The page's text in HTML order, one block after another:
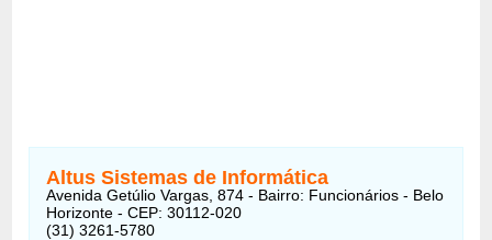
Altus Sistemas de Informática
Avenida Getúlio Vargas, 874 - Bairro: Funcionários - Belo
Horizonte - CEP: 30112-020
(31) 3261-5780